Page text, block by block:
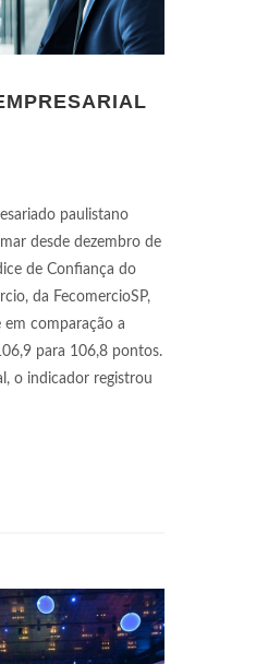
paulistano
desde dezembro de
de Confiança do
da FecomercioSP,
em comparação a
para 106,8 pontos.
o indicador registrou